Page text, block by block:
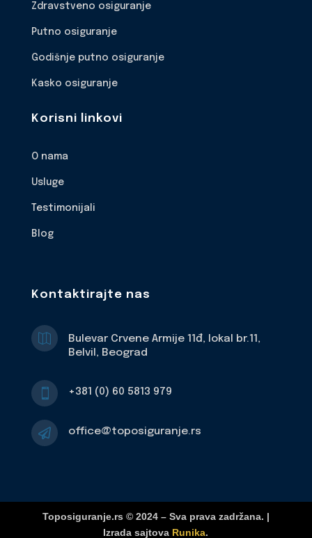
Zdravstveno osiguranje
Putno osiguranje
Godišnje putno osiguranje
Kasko osiguranje
Korisni linkovi
O nama
Usluge
Testimonijali
Blog
Kontaktirajte nas
Bulevar Crvene Armije 11đ, lokal br.11,
Belvil, Beograd
+381 (0) 60 5813 979
 office@toposiguranje.rs
Toposiguranje.rs © 2024 – Sva prava zadržana. |
Izrada sajtova Runika.